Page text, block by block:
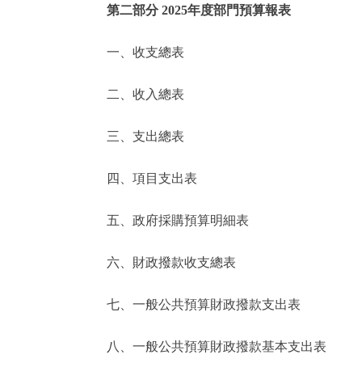
政民互動
12345網上接訴即辦
參與調查
走進北京
北京概況
綠色北京
ENGLISH
第二部分 2025年度部門預算報表
一、收支總表
二、收入總表
三、支出總表
四、項目支出表
五、政府採購預算明細表
六、財政撥款收支總表
七、一般公共預算財政撥款支出表
八、一般公共預算財政撥款基本支出表